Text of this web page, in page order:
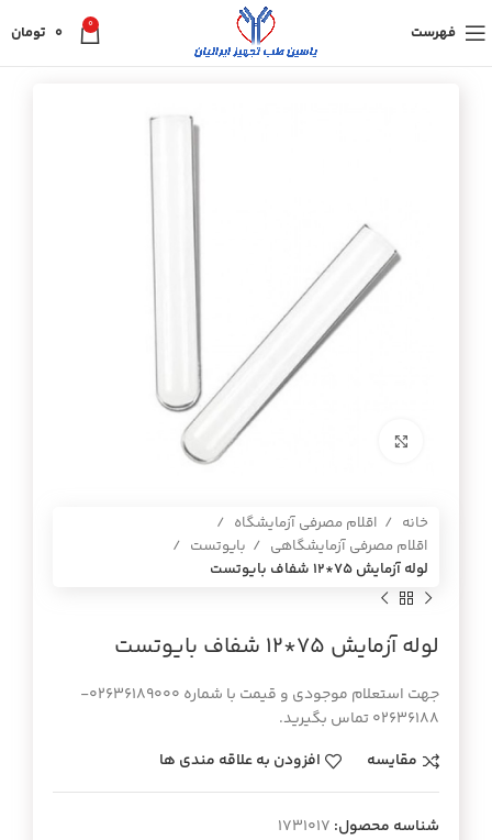
فهرست 0
0 تومان
برای بزرگنمایی کلیک کنید
خانه
اقلام مصرفی آزمایشگاه
اقلام مصرفی آزمایشگاهی
بایوتست
لوله آزمايش 75*12 شفاف بايوتست
لوله آزمايش 75*12 شفاف بايوتست
جهت استعلام موجودی و قیمت با شماره 02636189000-
02636188 تماس بگیرید.
مقایسه
افزودن به علاقه مندی ها
شناسه محصول: 1731017